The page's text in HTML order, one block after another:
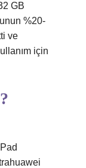
GB
%20-
ve
için